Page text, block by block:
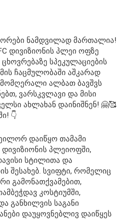
ნამდვილად მართალია!
დივიზიონის პლეი ოფზე
სპეკულაციების
ჩაცმულობაში აშკარად
ალბათ ბავშვს
ვარსკვლავი და მისი
ახლახან დაინიშნენ! 🤗🥰
👇
დაიწყო თამამი
დივიზიონის პლეიოფში,
სტილითა და
შესახებ. სვიფტი, რომელიც
გამონათქვამებით,
კოსტიუმში,
განხილვის საგანი
დაუყოვნებლივ დაიწყეს